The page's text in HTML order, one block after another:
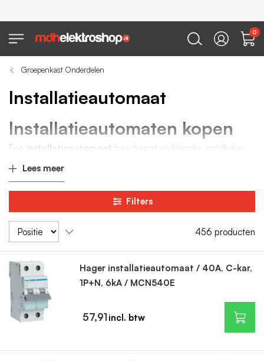
0
Groepenkast Onderdelen
Installatieautomaat
Installatieautomaten kopen
Een installatieautomaat beschermt elektrische installaties
tegen overbelasting en kortsluiting. In moderne
vervanging van traditionele zekeringen.
Bij MDH Elektroshop vind je een ruim assortiment1-fase en 3-
fase installatieautomaten
voor woningen en professionele
installaties. Wij leveren uitsluitend automaten van betrouwbare
A-merken die voldoen aan de geldende NEN-normen.
✔ Specialist in groepenkasten & elektra
✔ Eigen assemblagewerkplaats
✔ Snelle levering
Lees meer
Filters
456 producten
Hager installatieautomaat / 40A, C-kar,
1P+N, 6kA / MCN540E
57,91